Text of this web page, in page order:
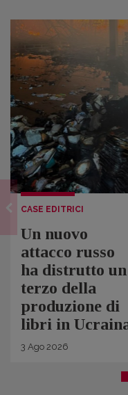
CASE EDITRICI
Un nuovo
attacco russo
ha distrutto un
terzo della
produzione di
libri in
3 Ago 2026